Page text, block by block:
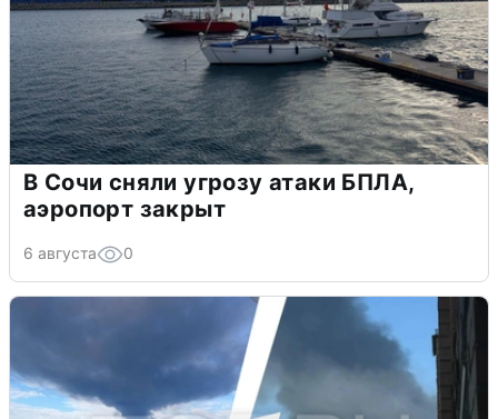
В Сочи сняли угрозу атаки БПЛА,
аэропорт закрыт
6 августа 0